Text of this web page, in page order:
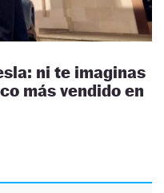
ni te imaginas
más vendido en